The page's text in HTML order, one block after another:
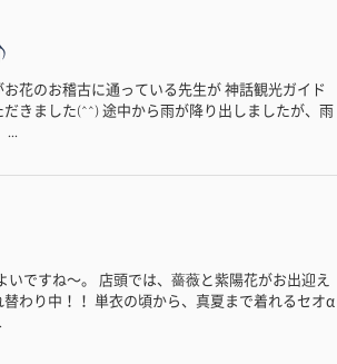
花のお稽古に通っている先生が 神話観光ガイド
きました(^^) 途中から雨が降り出しましたが、雨
...
いですね〜。 店頭では、薔薇と紫陽花がお出迎え
わり中！！ 単衣の頃から、真夏まで着れるセオα